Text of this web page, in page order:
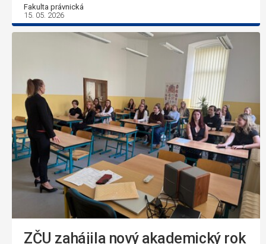
Fakulta právnická
15. 05. 2026
ZČU zahájila nový akademický rok